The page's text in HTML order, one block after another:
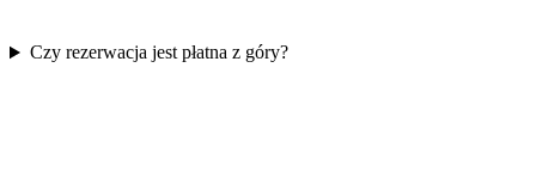
Czy rezerwacja jest płatna z góry?